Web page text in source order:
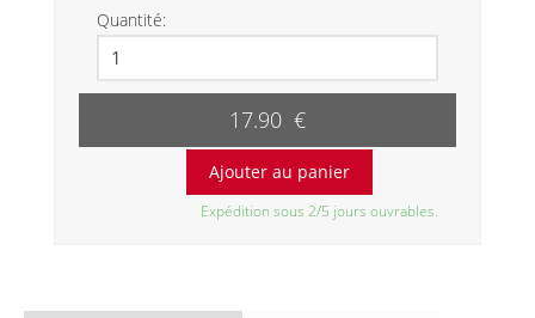
Quantité:
17.90 €
Expédition sous 2/5 jours ouvrables.